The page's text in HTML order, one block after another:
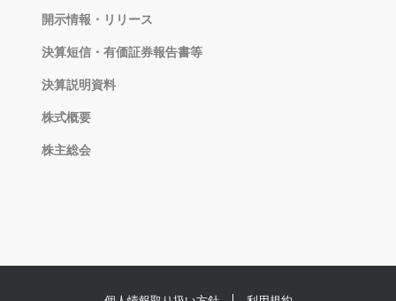
開示情報・リリース
決算短信・有価証券報告書等
決算説明資料
株式概要
株主総会